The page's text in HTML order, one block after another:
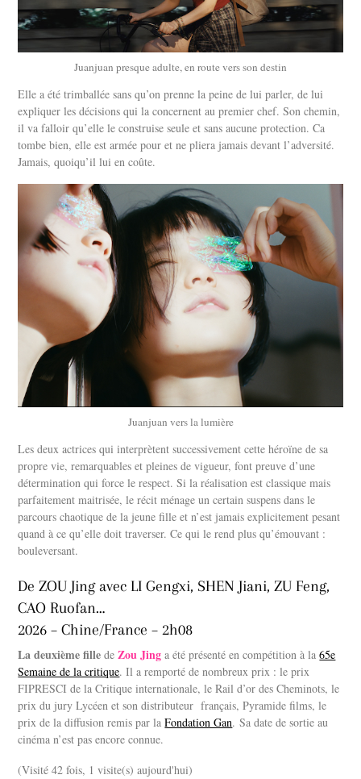
Juanjuan presque adulte, en route vers son destin
Elle a été trimballée sans qu’on prenne la peine de lui parler, de lui
expliquer les décisions qui la concernent au premier chef. Son chemin,
il va falloir qu’elle le construise seule et sans aucune protection. Ca
tombe bien, elle est armée pour et ne pliera jamais devant l’adversité.
Jamais, quoiqu’il lui en coûte.
Juanjuan vers la lumière
Les deux actrices qui interprètent successivement cette héroïne de sa
propre vie, remarquables et pleines de vigueur, font preuve d’une
détermination qui force le respect. Si la réalisation est classique mais
parfaitement maitrisée, le récit ménage un certain suspens dans le
parcours chaotique de la jeune fille et n’est jamais explicitement pesant
quand à ce qu’elle doit traverser. Ce qui le rend plus qu’émouvant :
bouleversant.
De ZOU Jing avec LI Gengxi, SHEN Jiani, ZU Feng,
CAO Ruofan…
2026 – Chine/France – 2h08
La deuxième fille deZou Jing a été présenté en compétition à la65e
Semaine de la critique. Il a remporté de nombreux prix : le prix
FIPRESCI de la Critique internationale, le Rail d’or des Cheminots, le
prix du jury Lycéen et son distributeur français, Pyramide films, le
prix de la diffusion remis par laFondation Gan. Sa date de sortie au
cinéma n’est pas encore connue.
(Visité 42 fois, 1 visite(s) aujourd'hui)